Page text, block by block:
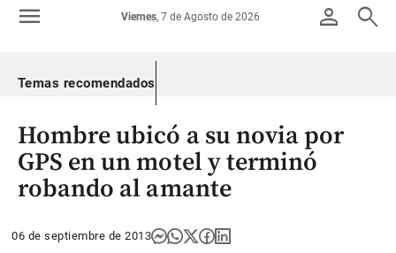
Colombia
person search
Viernes, 7 de Agosto de 2026
menu
Temas recomendados
Hombre ubicó a su novia por
GPS en un motel y terminó
robando al amante
06 de septiembre de 2013